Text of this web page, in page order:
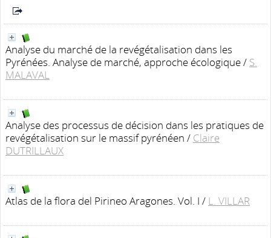
Analyse du marché de la revégétalisation dans les
Pyrénées. Analyse de marché, approche écologique/ S.
MALAVAL
Analyse des processus de décision dans les pratiques de
revégétalisation sur le massif pyrénéen / Claire
DUTRILLAUX
Atlas de la flora del Pirineo Aragones. Vol. I / L. VILLAR